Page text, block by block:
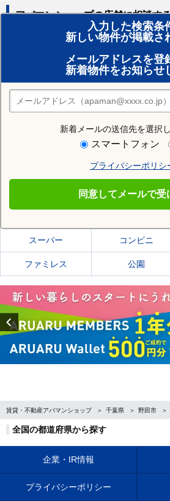
入力した検索条
新しい物件が掲載さ
メールアドレスを登
新着物件をお知らせ
新着メールの送信先を選択
スマートフォン
プライバシーポリシ
同意してメールで受
アパマンショップの店舗に相談す
賃貸のプロがお部屋探し！
おまかせ物件リクエスト
住みたい街の店舗を探す
店舗検索
住む街研究所で愛宕駅の情報を見る
愛宕駅の施設一覧
スーパー コンビニ
ファミレス 公園
Previous
賃貸・不動産アパマンショップ 千葉県 野田市
全国の都道府県から探す
企業・IR情報
プライバシーポリシー